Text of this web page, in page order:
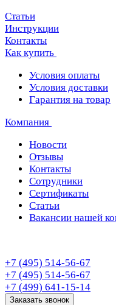
Статьи
Инструкции
Контакты
Как купить
Условия оплаты
Условия доставки
Гарантия на товар
Компания
Новости
Отзывы
Контакты
Сотрудники
Сертификаты
Статьи
Вакансии нашей
+7 (495) 514-56-67
+7 (495) 514-56-67
+7 (499) 641-15-14
Заказать звонок